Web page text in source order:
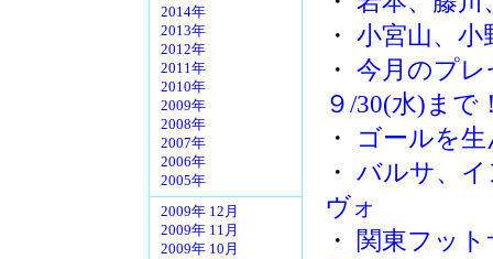
2014年
2013年
2012年
2011年
2010年
2009年
2008年
2007年
2006年
2005年
2009年 12月
2009年 11月
2009年 10月
・ 小宮山、小
・ 今月のプ
９/30(水)まで
・
ゴールを
・ バルサ、
ヴォ
・ 関東フッ